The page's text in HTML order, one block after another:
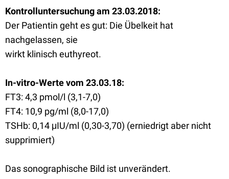
Kontrolluntersuchung am 23.03.2018:
Der Patientin geht es gut: Die Übelkeit hat
nachgelassen, sie
wirkt klinisch euthyreot.
In-vitro-Werte vom 23.03.18:
FT3: 4,3 pmol/l (3,1-7,0)
FT4: 10,9 pg/ml (8,0-17,0)
TSHb: 0,14 μIU/ml (0,30-3,70) (erniedrigt aber nicht
supprimiert)
Das sonographische Bild ist unverändert.